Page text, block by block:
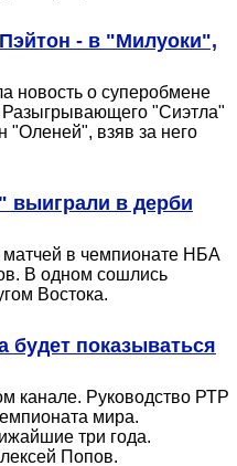
- в "Милуоки",
новость о суперобмене
"Сиэтла"
"Оленей", взяв за него
в дерби
матчей в чемпионате НБА
В одном сошлись
Востока.
показываться
канале. Руководство РТР
мира.
три года.
Попов.